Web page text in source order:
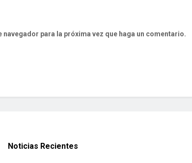
para la próxima vez que haga un comentario.
Noticias Recientes